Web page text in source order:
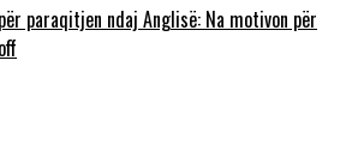
paraqitjen ndaj Anglisë: Na motivon për